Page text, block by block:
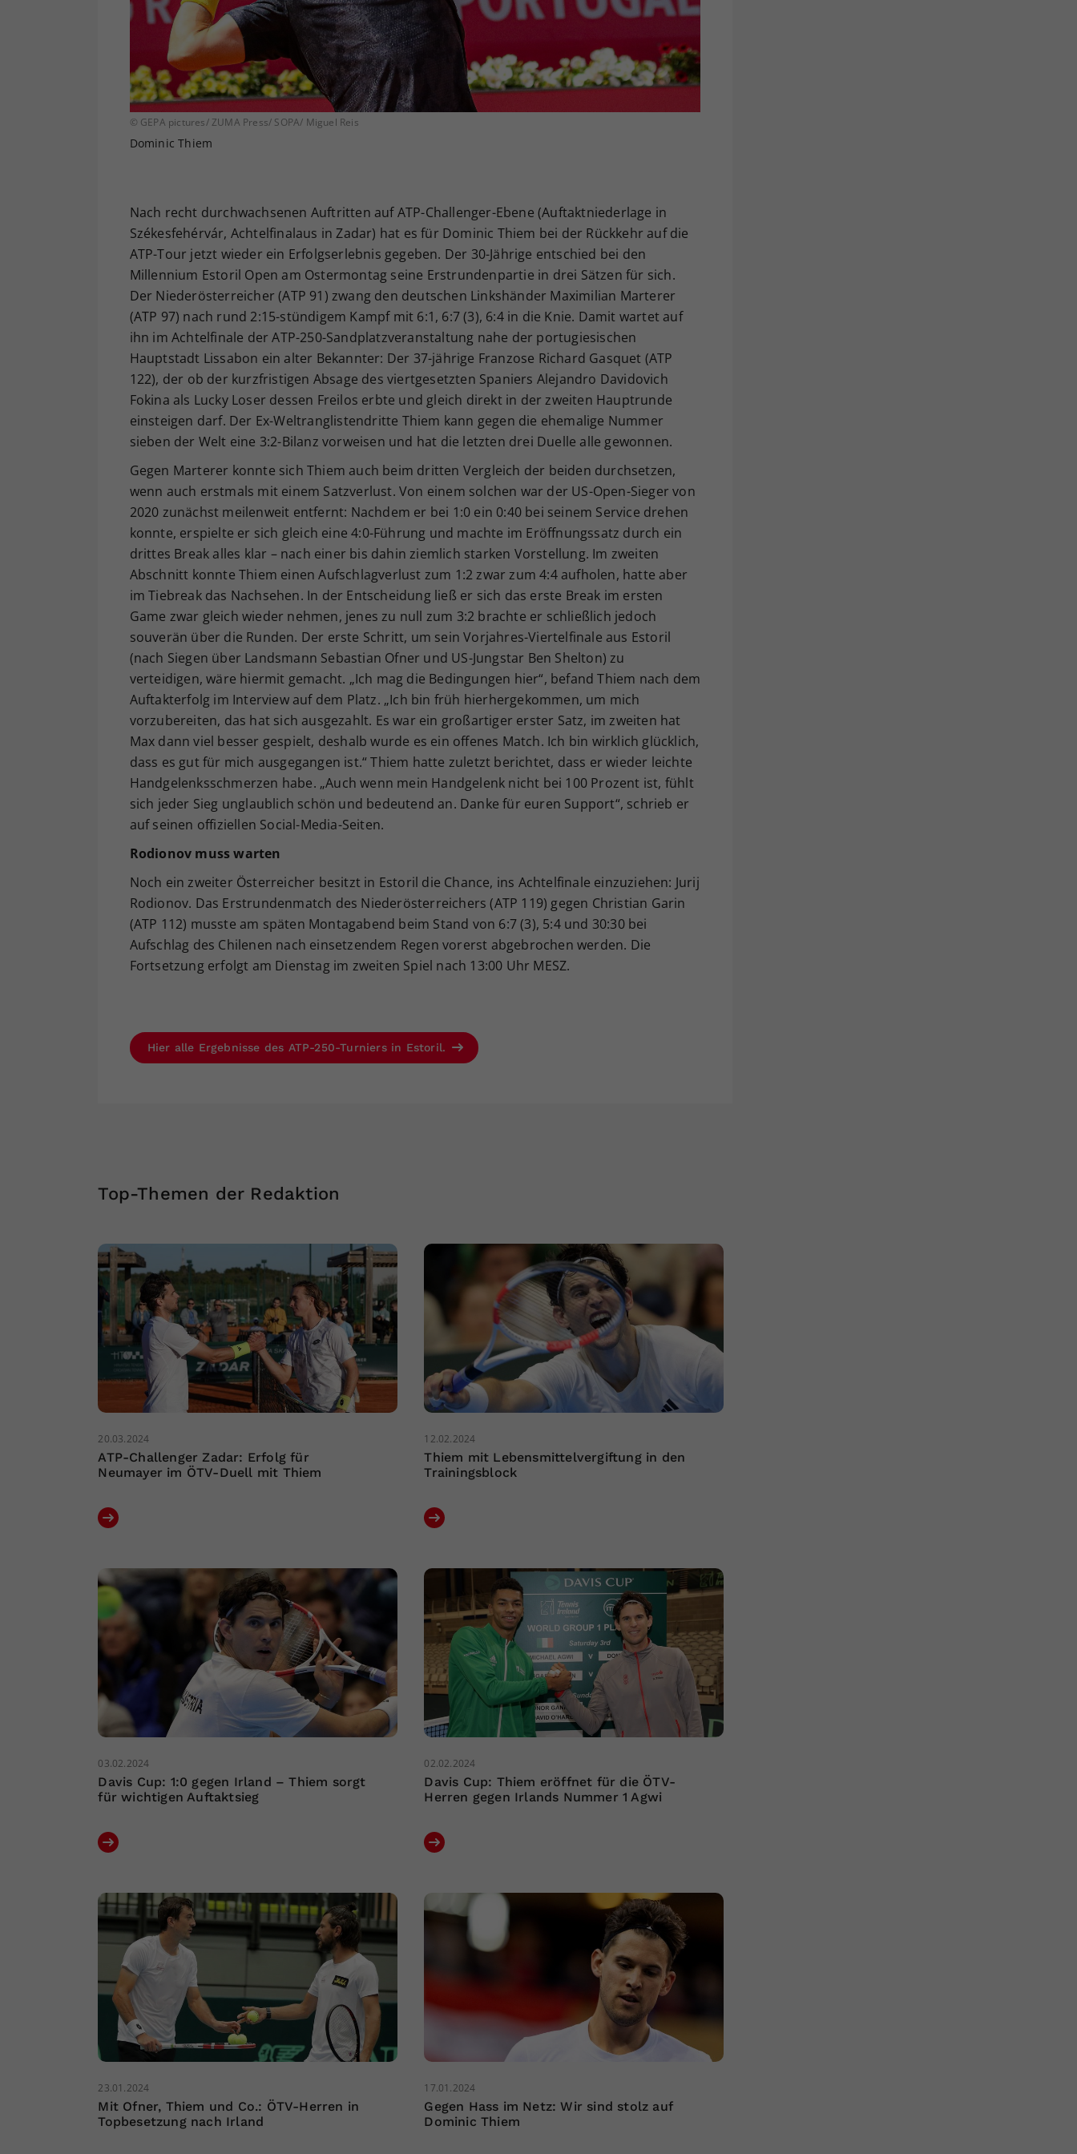
© GEPA pictures/ ZUMA Press/ SOPA/ Miguel Reis
Dominic Thiem
Nach recht durchwachsenen Auftritten auf ATP-Challenger-Ebene (Auftaktniederlage in
Székesfehérvár, Achtelfinalaus in Zadar) hat es für Dominic Thiem bei der Rückkehr auf die
ATP-Tour jetzt wieder ein Erfolgserlebnis gegeben. Der 30-Jährige entschied bei den
Millennium Estoril Open am Ostermontag seine Erstrundenpartie in drei Sätzen für sich.
Der Niederösterreicher (ATP 91) zwang den deutschen Linkshänder Maximilian Marterer
(ATP 97) nach rund 2:15-stündigem Kampf mit 6:1, 6:7 (3), 6:4 in die Knie. Damit wartet auf
ihn im Achtelfinale der ATP-250-Sandplatzveranstaltung nahe der portugiesischen
Hauptstadt Lissabon ein alter Bekannter: Der 37-jährige Franzose Richard Gasquet (ATP
122), der ob der kurzfristigen Absage des viertgesetzten Spaniers Alejandro Davidovich
Fokina als Lucky Loser dessen Freilos erbte und gleich direkt in der zweiten Hauptrunde
einsteigen darf. Der Ex-Weltranglistendritte Thiem kann gegen die ehemalige Nummer
sieben der Welt eine 3:2-Bilanz vorweisen und hat die letzten drei Duelle alle gewonnen.
Gegen Marterer konnte sich Thiem auch beim dritten Vergleich der beiden durchsetzen,
wenn auch erstmals mit einem Satzverlust. Von einem solchen war der US-Open-Sieger von
2020 zunächst meilenweit entfernt: Nachdem er bei 1:0 ein 0:40 bei seinem Service drehen
konnte, erspielte er sich gleich eine 4:0-Führung und machte im Eröffnungssatz durch ein
drittes Break alles klar – nach einer bis dahin ziemlich starken Vorstellung. Im zweiten
Abschnitt konnte Thiem einen Aufschlagverlust zum 1:2 zwar zum 4:4 aufholen, hatte aber
im Tiebreak das Nachsehen. In der Entscheidung ließ er sich das erste Break im ersten
Game zwar gleich wieder nehmen, jenes zu null zum 3:2 brachte er schließlich jedoch
souverän über die Runden. Der erste Schritt, um sein Vorjahres-Viertelfinale aus Estoril
(nach Siegen über Landsmann Sebastian Ofner und US-Jungstar Ben Shelton) zu
verteidigen, wäre hiermit gemacht. „Ich mag die Bedingungen hier“, befand Thiem nach dem
Auftakterfolg im Interview auf dem Platz. „Ich bin früh hierhergekommen, um mich
vorzubereiten, das hat sich ausgezahlt. Es war ein großartiger erster Satz, im zweiten hat
Max dann viel besser gespielt, deshalb wurde es ein offenes Match. Ich bin wirklich glücklich,
dass es gut für mich ausgegangen ist.“ Thiem hatte zuletzt berichtet, dass er wieder leichte
Handgelenksschmerzen habe. „Auch wenn mein Handgelenk nicht bei 100 Prozent ist, fühlt
sich jeder Sieg unglaublich schön und bedeutend an. Danke für euren Support“, schrieb er
auf seinen offiziellen Social-Media-Seiten.
Rodionov muss warten
Noch ein zweiter Österreicher besitzt in Estoril die Chance, ins Achtelfinale einzuziehen: Jurij
Rodionov. Das Erstrundenmatch des Niederösterreichers (ATP 119) gegen Christian Garin
(ATP 112) musste am späten Montagabend beim Stand von 6:7 (3), 5:4 und 30:30 bei
Aufschlag des Chilenen nach einsetzendem Regen vorerst abgebrochen werden. Die
Fortsetzung erfolgt am Dienstag im zweiten Spiel nach 13:00 Uhr MESZ.
Hier alle Ergebnisse des ATP-250-Turniers in Estoril.
Top-Themen der Redaktion
20.03.2024
ATP-Challenger Zadar: Erfolg für
Neumayer im ÖTV-Duell mit Thiem
12.02.2024
Thiem mit Lebensmittelvergiftung in den
Trainingsblock
03.02.2024
Davis Cup: 1:0 gegen Irland – Thiem sorgt
für wichtigen Auftaktsieg
02.02.2024
Davis Cup: Thiem eröffnet für die ÖTV-
Herren gegen Irlands Nummer 1 Agwi
23.01.2024
Mit Ofner, Thiem und Co.: ÖTV-Herren in
Topbesetzung nach Irland
17.01.2024
Gegen Hass im Netz: Wir sind stolz auf
Dominic Thiem
Ihrer vorgenommen Einstellungen, falls der
Webseiten-Betreiber dies eingestellt hat.